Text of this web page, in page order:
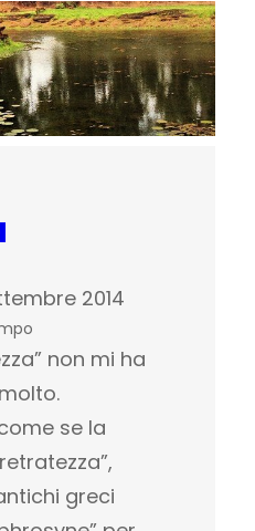
2014
non mi ha
se la
greci